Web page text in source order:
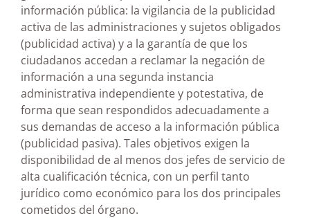
información pública: la vigilancia de la publicidad
activa de las administraciones y sujetos obligados
(publicidad activa) y a la garantía de que los
ciudadanos accedan a reclamar la negación de
información a una segunda instancia
administrativa independiente y potestativa, de
forma que sean respondidos adecuadamente a
sus demandas de acceso a la información pública
(publicidad pasiva). Tales objetivos exigen la
disponibilidad de al menos dos jefes de servicio de
alta cualificación técnica, con un perfil tanto
jurídico como económico para los dos principales
cometidos del órgano.